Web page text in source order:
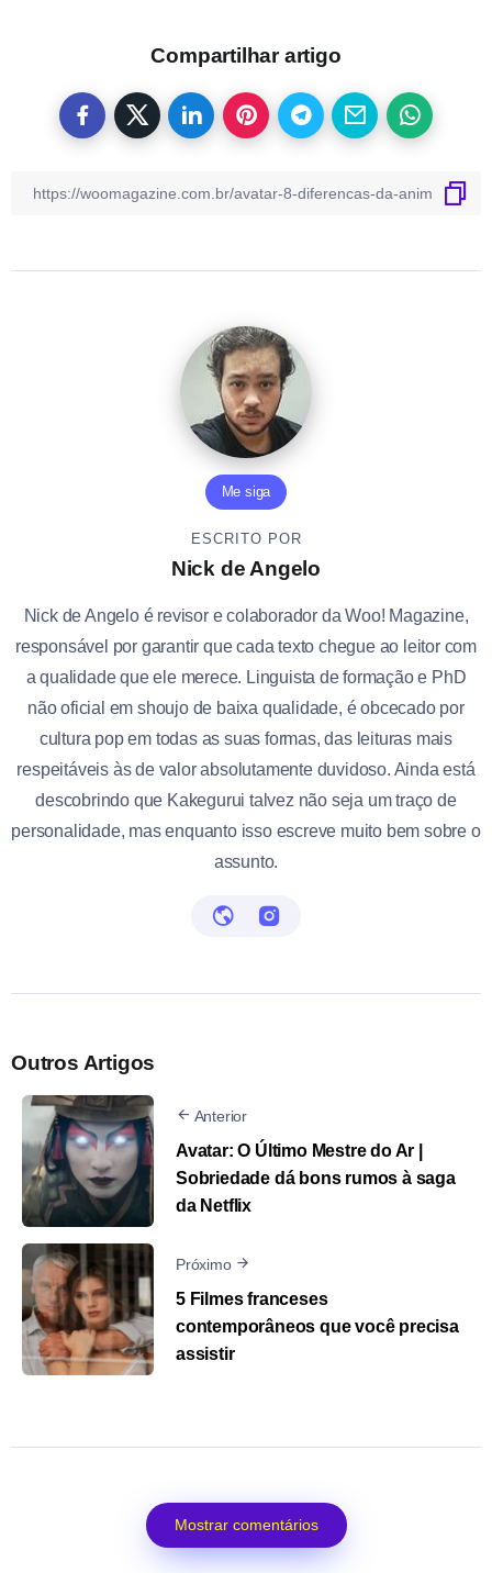
Compartilhar artigo
Me siga
ESCRITO POR
Nick de Angelo
Nick de Angelo é revisor e colaborador da Woo! Magazine,
responsável por garantir que cada texto chegue ao leitor com
a qualidade que ele merece. Linguista de formação e PhD
não oficial em shoujo de baixa qualidade, é obcecado por
cultura pop em todas as suas formas, das leituras mais
respeitáveis às de valor absolutamente duvidoso. Ainda está
descobrindo que Kakegurui talvez não seja um traço de
personalidade, mas enquanto isso escreve muito bem sobre o
assunto.
Outros Artigos
Anterior
Avatar: O Último Mestre do Ar |
Sobriedade dá bons rumos à saga
da Netflix
Próximo
5 Filmes franceses
contemporâneos que você precisa
assistir
Mostrar comentários